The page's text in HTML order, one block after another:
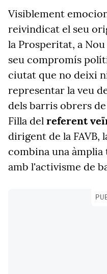
Visiblement
reivindicat el seu
la Prosperitat, a
seu compromís
ciutat que no deixi
representar la veu
dels barris obrers
Filla del referent
dirigent de la FAVB,
combina una
amb l'activisme de